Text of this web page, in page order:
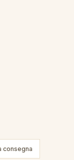
consegna